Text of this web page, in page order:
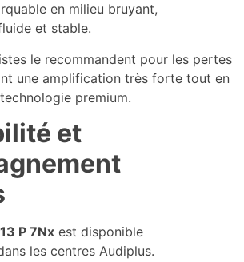
en milieu bruyant,
et stable.
le recommandent pour les pertes
une amplification très forte tout en
premium.
et
P 7Nx est disponible
les centres Audiplus.